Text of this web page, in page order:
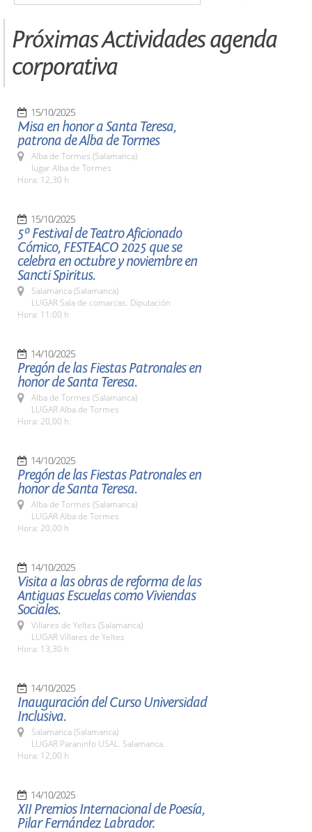
Próximas Actividades agenda
corporativa
15/10/2025
Misa en honor a Santa Teresa,
patrona de Alba de Tormes
Alba de Tormes (Salamanca)
lugar Alba de Tormes
Hora: 12,30 h
15/10/2025
5º Festival de Teatro Aficionado
Cómico, FESTEACO 2025 que se
celebra en octubre y noviembre en
Sancti Spiritus.
Salamanca (Salamanca)
LUGAR Sala de comarcas. Diputación
Hora: 11:00 h
14/10/2025
Pregón de las Fiestas Patronales en
honor de Santa Teresa.
Alba de Tormes (Salamanca)
LUGAR Alba de Tormes
Hora: 20,00 h.
14/10/2025
Pregón de las Fiestas Patronales en
honor de Santa Teresa.
Alba de Tormes (Salamanca)
LUGAR Alba de Tormes
Hora: 20,00 h
14/10/2025
Visita a las obras de reforma de las
Antiguas Escuelas como Viviendas
Sociales.
Villares de Yeltes (Salamanca)
LUGAR Villares de Yeltes
Hora: 13,30 h
14/10/2025
Inauguración del Curso Universidad
Inclusiva.
Salamanca (Salamanca)
LUGAR Paraninfo USAL. Salamanca.
Hora: 12,00 h
14/10/2025
XII Premios Internacional de Poesía,
Pilar Fernández Labrador.